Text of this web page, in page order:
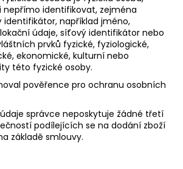
nepřímo identifikovat, zejména
identifikátor, například jméno,
údaje, síťový identifikátor nebo
prvků fyzické, fyziologické,
ekonomické, kulturní nebo
této fyzické osoby.
pověřence pro ochranu osobních
správce neposkytuje žádné třetí
podílejících se na dodání zboží
základě smlouvy.